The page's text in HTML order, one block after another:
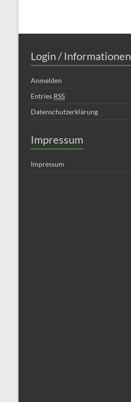
Login / Informationen
Anmelden
Entries RSS
Datenschutzerklärung
Impressum
Impressum